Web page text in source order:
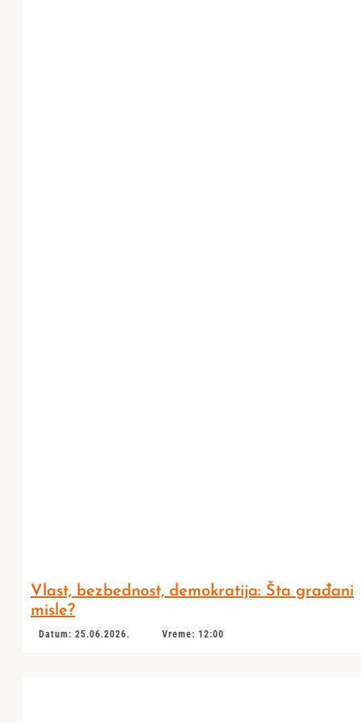
Vlast, bezbednost, demokratija: Šta građani
misle?
Datum: 25.06.2026. Vreme: 12:00